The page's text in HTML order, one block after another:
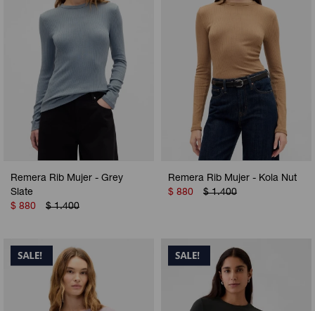
Remera Rib Mujer - Grey
Slate
$ 880 $ 1.400
Remera Rib Mujer - Kola Nut
$ 880 $ 1.400